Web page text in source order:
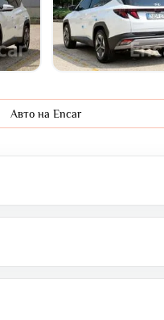
Авто на Encar